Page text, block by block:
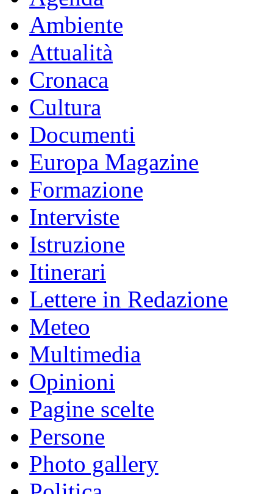
Ambiente
Attualità
Cronaca
Cultura
Documenti
Europa Magazine
Formazione
Interviste
Istruzione
Itinerari
Lettere in Redazione
Meteo
Multimedia
Opinioni
Pagine scelte
Persone
Photo gallery